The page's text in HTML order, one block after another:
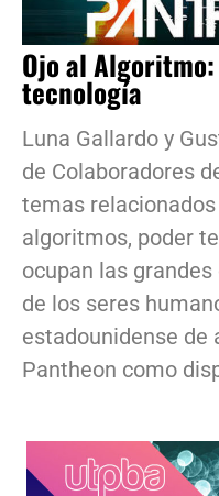
Ojo al
tecnología
Luna Gallardo y
de Colaboradores
temas
algoritmos, poder
ocupan las
de los seres
estadounidense de
Pantheon como